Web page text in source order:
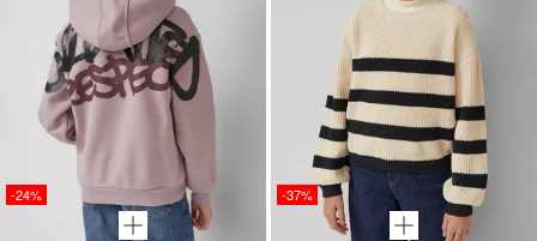
-24% -37%